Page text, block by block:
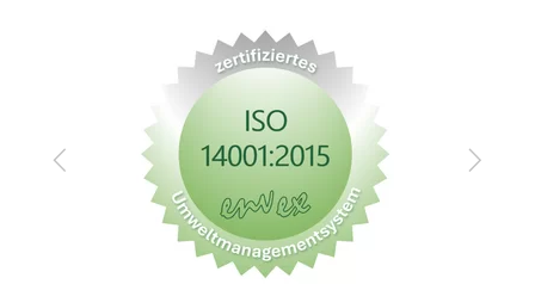
Zurück Vor